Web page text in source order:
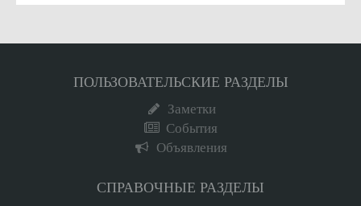
ПОЛЬЗОВАТЕЛЬСКИЕ РАЗДЕЛЫ
Заметки
События
Объявления
СПРАВОЧНЫЕ РАЗДЕЛЫ